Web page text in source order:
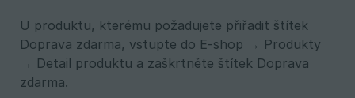
U produktu, kterému požadujete přiřadit štítek
Doprava zdarma, vstupte do E-shop → Produkty
→ Detail produktu a zaškrtněte štítek Doprava
zdarma.